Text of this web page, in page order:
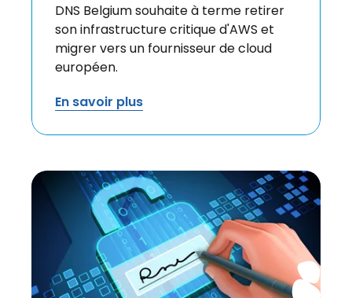
DNS Belgium souhaite à terme retirer
son infrastructure critique d'AWS et
migrer vers un fournisseur de cloud
européen.
En savoir plus